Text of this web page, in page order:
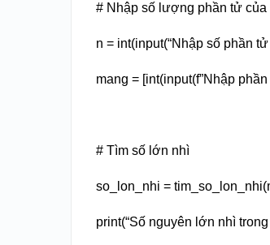
# Nhập số lượng phần tử của
n = int(input(“Nhập số phần
mang = [int(input(f”Nhập
# Tìm số lớn nhì
so_lon_nhi =
print(“Số nguyên lớn nhì